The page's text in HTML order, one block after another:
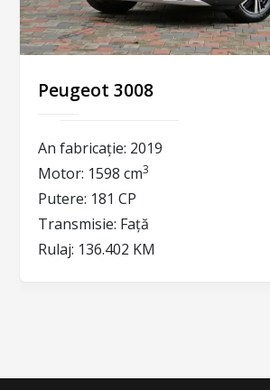
Peugeot 3008
An fabricație: 2019
Motor: 1598 cm3
Putere: 181 CP
Transmisie: Față
Rulaj: 136.402 KM